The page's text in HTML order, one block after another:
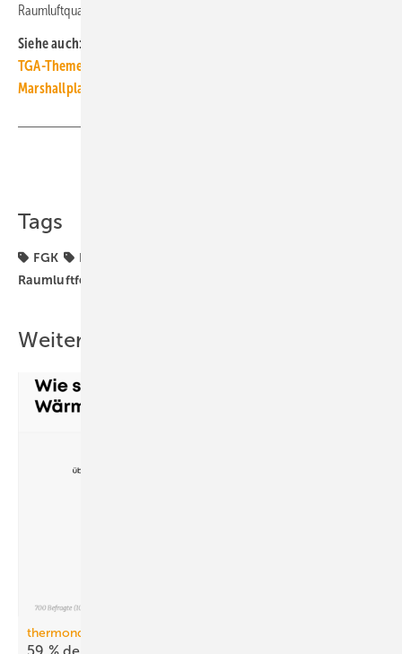
Raumluftqualität und informative Publikationen eingebunden. ■
Siehe auch:
TGA-Themenseite Corona-Lüftung
Marshallplan für Schullüftung: Ohne weiteres bezahlbar
Tags
FGK Infektionsrisiko
Raumluftfeuchte
Weitere Inhalte
thermondo Wärmepumpen-Monitor
59 % der Haus­be­sit­zer stellen sich gegen